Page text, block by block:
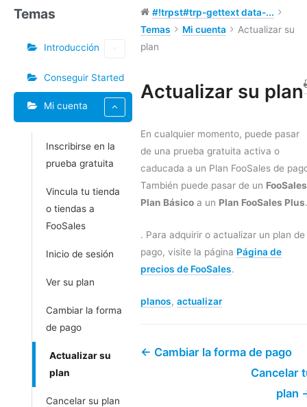
Temas
Introducción
Conseguir Started
Mi cuenta
Inscribirse en la
prueba gratuita
Vincula tu tienda
o tiendas a
FooSales
Inicio de sesión
Ver su plan
Cambiar la forma
de pago
Actualizar su
plan
Cancelar su plan
#!trpst#trp-gettext data-...
Temas
Mi cuenta
Actualizar su
plan
Actualizar su plan
En cualquier momento, puede pasar
de una prueba gratuita activa o
caducada a un Plan FooSales de
También puede pasar de un FooSales
Plan Básico a un Plan FooSales Plus.
. Para adquirir o actualizar un plan de
pago, visite la página Página de
precios de FooSales.
Etiquetas
planos, actualizar
navegación
← Cambiar la forma de pago
Cancelar
plan